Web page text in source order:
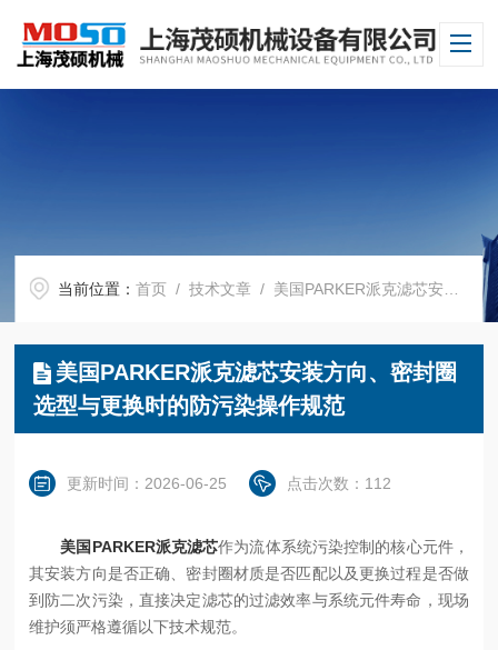
当前位置：首页 /技术文章 / 美国PARKER派克滤芯安装方向、密封圈选型与更换时的防污染操作规范
美国PARKER派克滤芯安装方向、密封圈
选型与更换时的防污染操作规范
更新时间：2026-06-25 点击次数：112
美国PARKER派克滤芯作为流体系统污染控制的核心元件，
其安装方向是否正确、密封圈材质是否匹配以及更换过程是否做
到防二次污染，直接决定滤芯的过滤效率与系统元件寿命，现场
维护须严格遵循以下技术规范。